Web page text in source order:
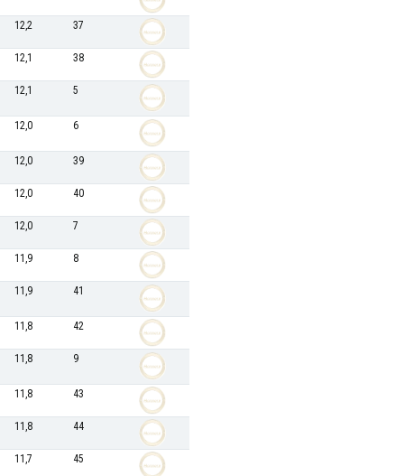
12,2 37
12,1 38
12,1 5
12,0 6
12,0 39
12,0 40
12,0 7
11,9 8
11,9 41
11,8 42
11,8 9
11,8 43
11,8 44
11,7 45